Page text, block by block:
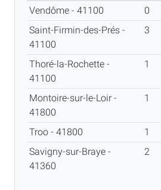
Vendôme - 41100 0
Saint-Firmin-des-Prés -
41100
3
Thoré-la-Rochette -
41100
1
Montoire-sur-le-Loir -
41800
1
Troo - 41800 1
Savigny-sur-Braye -
41360
2